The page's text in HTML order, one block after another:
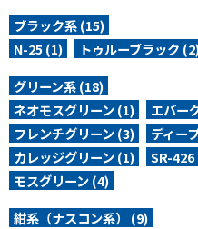
ブラック系 (15)
N-25 (1)
トゥルーブラック
グリーン系 (18)
ネオモスグリーン (1)
エバー
フレンチグリーン (3)
ディー
カレッジグリーン (1)
SR-
モスグリーン (4)
紺系（ナスコン系） (9)